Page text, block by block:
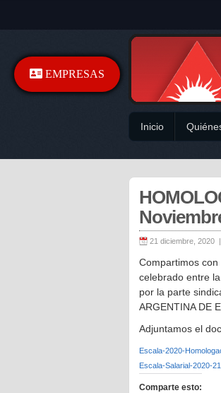
Inicio
21 diciembre, 2020 |
Compartimos con
celebrado entre la
por la parte
ARGENTINA DE
Adjuntamos el
Escala-2020-
Escala-Salarial-2020-
Comparte esto:
EMPRESAS